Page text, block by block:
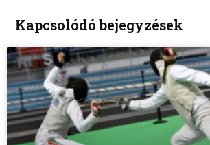
Kapcsolódó bejegyzések